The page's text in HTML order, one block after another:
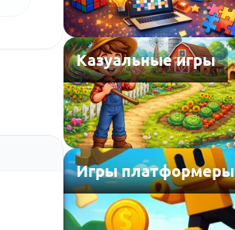
Казуальные игры
Игры платформеры